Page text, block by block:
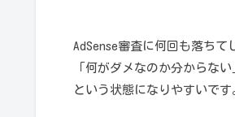
AdSense審査に何回も落ちて
「何がダメなのか分からない
という状態になりやすいです